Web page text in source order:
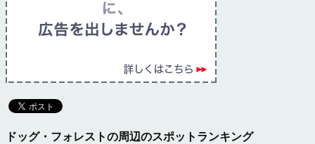
ドッグ・フォレストの周辺のスポットランキング